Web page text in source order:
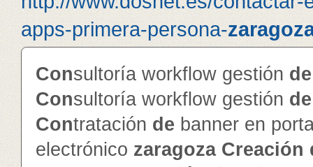
apps-primera-persona-
Consultoría workflow gestión de
Consultoría workflow gestión de
Contratación de banner en
electrónico zaragoza Creación